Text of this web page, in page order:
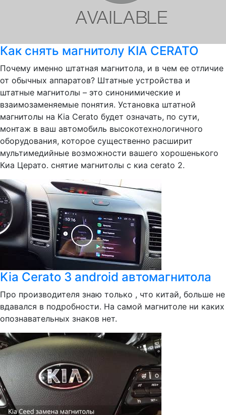
Как снять магнитолу KIA CERATO
Почему именно штатная магнитола, и в чем ее отличие
от обычных аппаратов? Штатные устройства и
штатные магнитолы – это синонимические и
взаимозаменяемые понятия. Установка штатной
магнитолы на Kia Cerato будет означать, по сути,
монтаж в ваш автомобиль высокотехнологичного
оборудования, которое существенно расширит
мультимедийные возможности вашего хорошенького
Киа Церато. снятие магнитолы с киа cerato 2.
Kia Cerato 3 android автомагнитола
Про производителя знаю только , что китай, больше не
вдавался в подробности. На самой магнитоле ни каких
опознавательных знаков нет.